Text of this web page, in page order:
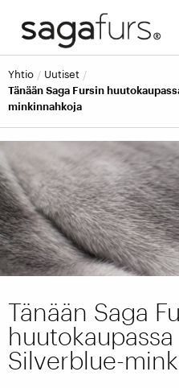
yhtio
uutiset
Tänään Saga Fursin
minkinnahkoja
Tänään Saga
Silverblue-